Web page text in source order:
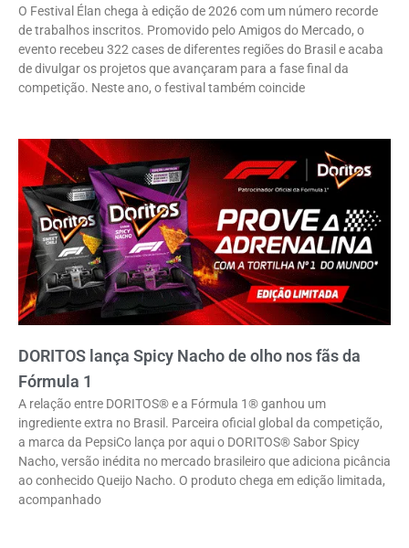
O Festival Élan chega à edição de 2026 com um número recorde
de trabalhos inscritos. Promovido pelo Amigos do Mercado, o
evento recebeu 322 cases de diferentes regiões do Brasil e acaba
de divulgar os projetos que avançaram para a fase final da
competição. Neste ano, o festival também coincide
DORITOS lança Spicy Nacho de olho nos fãs da
Fórmula 1
A relação entre DORITOS® e a Fórmula 1® ganhou um
ingrediente extra no Brasil. Parceira oficial global da competição,
a marca da PepsiCo lança por aqui o DORITOS® Sabor Spicy
Nacho, versão inédita no mercado brasileiro que adiciona picância
ao conhecido Queijo Nacho. O produto chega em edição limitada,
acompanhado